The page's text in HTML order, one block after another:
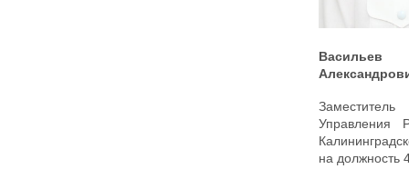
Управления
на должность